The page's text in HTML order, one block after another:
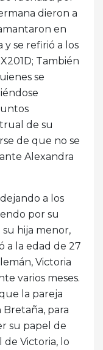
dieron a
en
y se refirió a los
También
se
de su
de que no se
Alexandra
a los
por su
hija menor,
a la edad de 27
Victoria
varios meses.
la pareja
para
su papel de
de Victoria, lo